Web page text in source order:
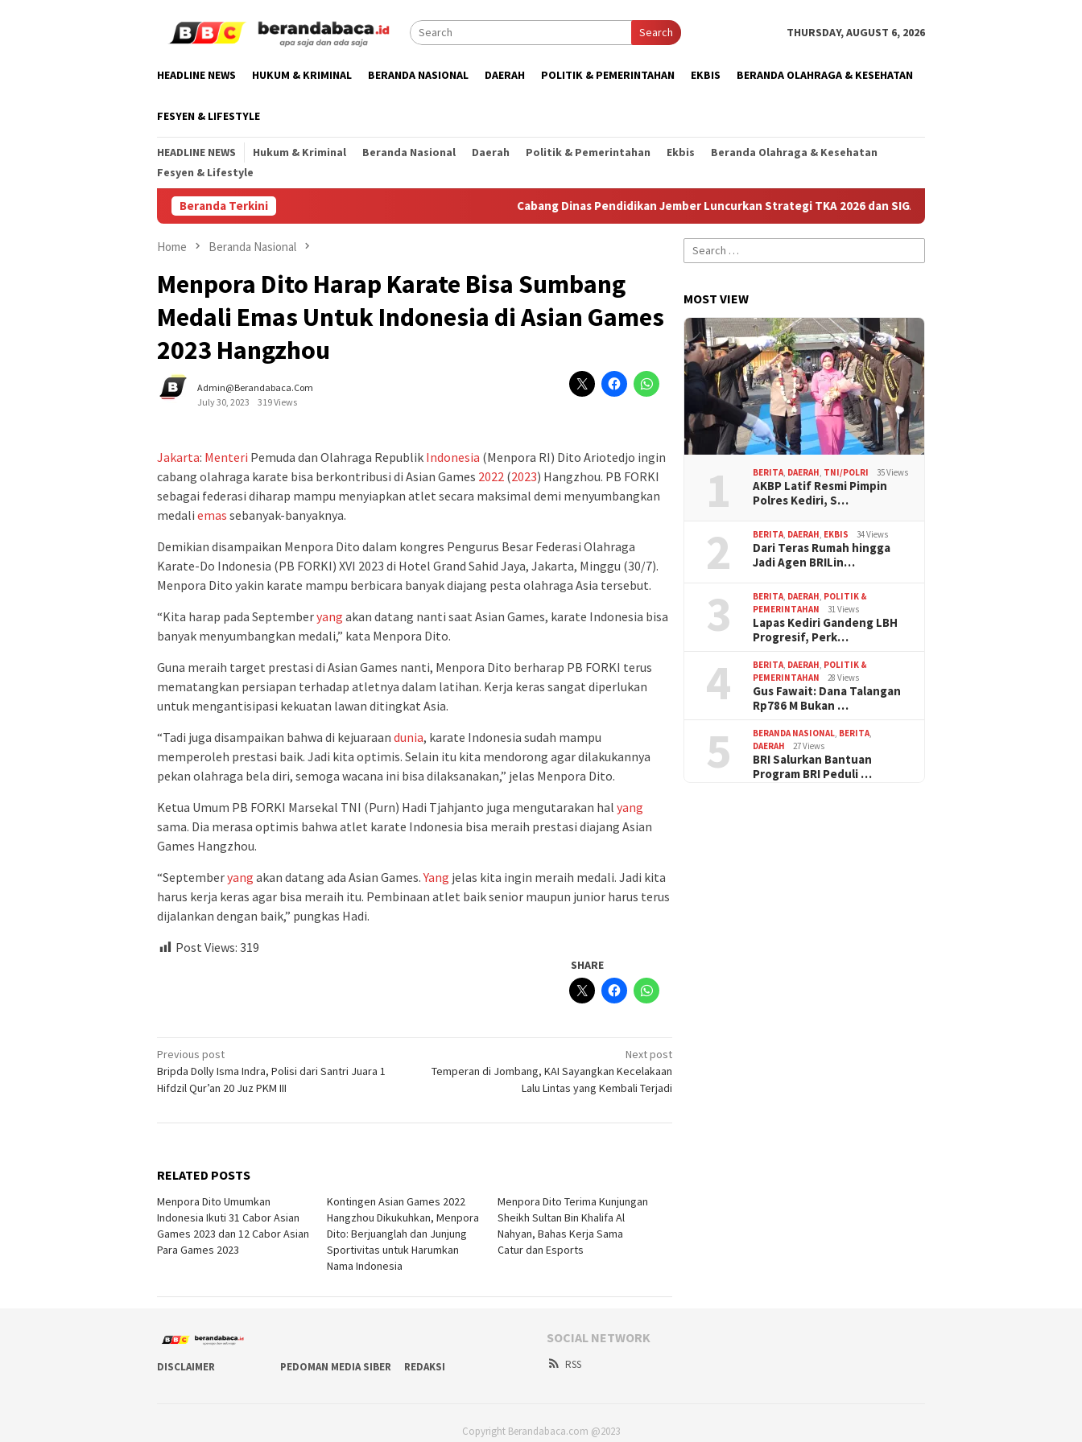
Search THURSDAY, AUGUST 6, 2026
HEADLINE NEWS HUKUM & KRIMINAL BERANDA NASIONAL DAERAH POLITIK & PEMERINTAHAN EKBIS BERANDA OLAHRAGA & KESEHATAN
FESYEN & LIFESTYLE
HEADLINE NEWS Hukum & Kriminal Beranda Nasional Daerah Politik & Pemerintahan Ekbis
Beranda Olahraga & Kesehatan
Fesyen & Lifestyle
Beranda Terkini Cabang Dinas Pendidikan Jember Luncurkan Strategi TKA 2026 dan SIGAP, Genjot Mutu Sekolah
Home Beranda Nasional
Menpora Dito Harap Karate Bisa Sumbang
Medali Emas Untuk Indonesia di Asian Games
2023 Hangzhou
Admin@berandabaca.com
July 30, 2023
319 Views
Jakarta: Menteri Pemuda dan Olahraga Republik Indonesia (Menpora RI) Dito Ariotedjo ingin
cabang olahraga karate bisa berkontribusi di Asian Games 2022 (2023) Hangzhou. PB FORKI
sebagai federasi diharap mampu menyiapkan atlet secara maksimal demi menyumbangkan
medali emas sebanyak-banyaknya.
Demikian disampaikan Menpora Dito dalam kongres Pengurus Besar Federasi Olahraga
Karate-Do Indonesia (PB FORKI) XVI 2023 di Hotel Grand Sahid Jaya, Jakarta, Minggu (30/7).
Menpora Dito yakin karate mampu berbicara banyak diajang pesta olahraga Asia tersebut.
“Kita harap pada Septemberyang akan datang nanti saat Asian Games, karate Indonesia bisa
banyak menyumbangkan medali,” kata Menpora Dito.
Guna meraih target prestasi di Asian Games nanti, Menpora Dito berharap PB FORKI terus
mematangkan persiapan terhadap atletnya dalam latihan. Kerja keras sangat diperlukan
untuk mengantisipasi kekuatan lawan ditingkat Asia.
“Tadi juga disampaikan bahwa di kejuaraan dunia, karate Indonesia sudah mampu
memperoleh prestasi baik. Jadi kita optimis. Selain itu kita mendorong agar dilakukannya
pekan olahraga bela diri, semoga wacana ini bisa dilaksanakan,” jelas Menpora Dito.
Ketua Umum PB FORKI Marsekal TNI (Purn) Hadi Tjahjanto juga mengutarakan hal yang
sama. Dia merasa optimis bahwa atlet karate Indonesia bisa meraih prestasi diajang Asian
Games Hangzhou.
“Septemberyang akan datang ada Asian Games.Yang jelas kita ingin meraih medali. Jadi kita
harus kerja keras agar bisa meraih itu. Pembinaan atlet baik senior maupun junior harus terus
dijalankan dengan baik,” pungkas Hadi.
Post Views: 319
SHARE
Post
navigation
Previous post
Bripda Dolly Isma Indra, Polisi dari Santri Juara 1
Hifdzil Qur’an 20 Juz PKM III
Next post
Temperan di Jombang, KAI Sayangkan Kecelakaan
Lalu Lintas yang Kembali Terjadi
RELATED POSTS
Menpora Dito Umumkan
Indonesia Ikuti 31 Cabor Asian
Games 2023 dan 12 Cabor Asian
Para Games 2023
Kontingen Asian Games 2022
Hangzhou Dikukuhkan, Menpora
Dito: Berjuanglah dan Junjung
Sportivitas untuk Harumkan
Nama Indonesia
Menpora Dito Terima Kunjungan
Sheikh Sultan Bin Khalifa Al
Nahyan, Bahas Kerja Sama
Catur dan Esports
Search
for:
MOST VIEW
1 BERITA DAERAH TNI/POLRI 35 Views
AKBP Latif Resmi Pimpin
Polres Kediri, S…
2 BERITA DAERAH EKBIS 34 Views
Dari Teras Rumah hingga
Jadi Agen BRILin…
3 BERITA DAERAH POLITIK &
PEMERINTAHAN
31 Views
Lapas Kediri Gandeng LBH
Progresif, Perk…
4 BERITA DAERAH POLITIK &
PEMERINTAHAN
28 Views
Gus Fawait: Dana Talangan
Rp786 M Bukan …
5 BERANDA NASIONAL BERITA
DAERAH
27 Views
BRI Salurkan Bantuan
Program BRI Peduli …
DISCLAIMER PEDOMAN MEDIA SIBER REDAKSI
SOCIAL NETWORK
RSS
Copyright Berandabaca.com @2023